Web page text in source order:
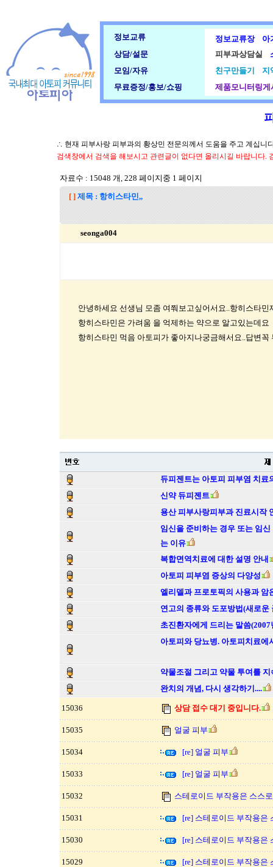
정보교류 정보교류장
아
상담/설문
피부과상담실
모임/자유
친구만들기
지
무료증정/홍보/쇼핑
제품모니터링게
∴ 현재 피부사랑 피부과의 황상민 전문의께서 도움을 주고 계십니
검색창에서 검색을 해보시고 관련글이 없다면 올리시길 바랍니다.
자료수 : 15048 개, 228 페이지중 1 페이지
[ ] 제목 : 항히스타민,,
seonga004
안녕하세요 선생님 모좀 여쭤보고싶어서요..항히스타
항히스타민은 가려움 을 억제하는 약으로 알고있는데요
항히스타민 먹음 아토피가 좋아지나궁금해서요..답변꼭
듀피젠트는 아토피 피부염 치료
신약 듀피젠트
용산 피부사랑피부과 진료시작
임신을 준비하는 경우 또는 임
는 이유
복합면역치료에 대한 설명 안내
아토피 피부염 증상의 다양성
엘리델과 프로토픽의 사용과 암
연고의 종류와 도포방법(새로운
초진환자에게 드리는 말씀
아토피와 당뇨병. 아토피치료에
약물조절 그리고 약물 투여를
완치의 개념, 다시 생각하기....
15036 상담 접수 대기 중입니다.
15035 얼굴 피부
15034 [re] 얼굴 피부
15033 [re] 얼굴 피부
15032 스테로이드 부작용은 스스
15031 [re] 스테로이드 부작용은
15030 [re] 스테로이드 부작용은
15029 [re] 스테로이드 부작용은